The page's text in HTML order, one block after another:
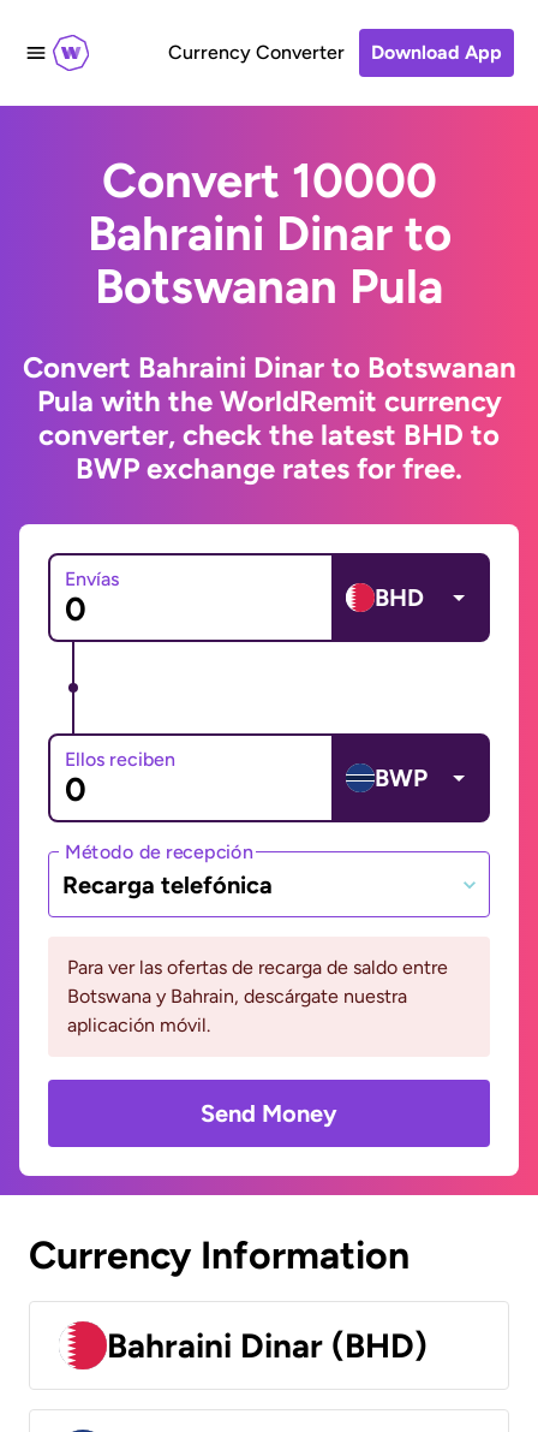
Currency Converter Download App
Convert 10000
Bahraini Dinar to
Botswanan Pula
Convert Bahraini Dinar to Botswanan
Pula with the WorldRemit currency
converter, check the latest BHD to
BWP exchange rates for free.
Envías
BHD
Ellos reciben
BWP
Método de recepción
Recarga telefónica
Para ver las ofertas de recarga de saldo entre
Botswana y Bahrain, descárgate nuestra
aplicación móvil.
Send Money
Currency Information
Bahraini Dinar (BHD)